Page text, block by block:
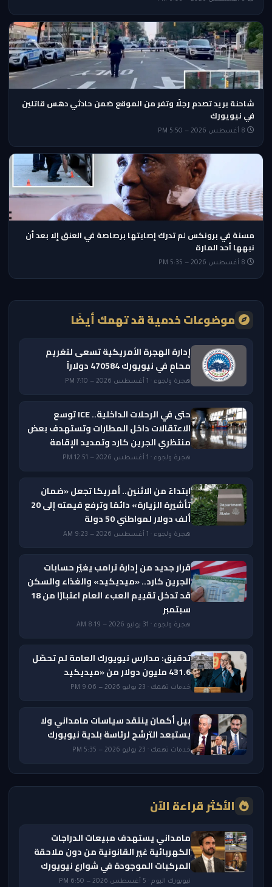
شاحنة بريد تصدم رجلًا وتفر من الموقع ضمن حادثي دهس قاتلين
في نيويورك
مسنة في برونكس لم تدرك إصابتها برصاصة في العنق إلا بعد أن
نبهها أحد المارة
موضوعات خدمية قد تهمك أيضًا
إدارة الهجرة الأمريكية تسعى لتغريم
محامٍ في نيويورك 470584 دولاراً
هجرة ولجوء · 1 أغسطس 2026 — 7:10 PM
حتى في الرحلات الداخلية.. ICE توسع
الاعتقالات داخل المطارات وتستهدف بعض
منتظري الجرين كارد وتمديد الإقامة
هجرة ولجوء · 1 أغسطس 2026 — 12:51 PM
ابتداءً من الاثنين.. أمريكا تجعل «ضمان
تأشيرة الزيارة» دائمًا وترفع قيمته إلى 20
ألف دولار لمواطني 50 دولة
هجرة ولجوء · 1 أغسطس 2026 — 9:23 AM
قرار جديد من إدارة ترامب يغيّر حسابات
الجرين كارد.. «ميديكيد» والغذاء والسكن
قد تدخل تقييم العبء العام اعتبارًا من 18
سبتمبر
هجرة ولجوء · 31 يوليو 2026 — 8:19 AM
تدقيق: مدارس نيويورك العامة لم تحصّل
431.6 مليون دولار من «ميديكيد
خدمات تهمك · 23 يوليو 2026 — 9:06 PM
بيل أكمان ينتقد سياسات مامداني ولا
يستبعد الترشح لرئاسة بلدية نيويورك
خدمات تهمك · 23 يوليو 2026 — 5:35 PM
الأكثر قراءة الآن
مامداني يستهدف مبيعات الدراجات
الكهربائية غير القانونية من دون ملاحقة
المركبات الموجودة في شوارع نيويورك
نيويورك اليوم · 5 أغسطس 2026 — 6:50 PM